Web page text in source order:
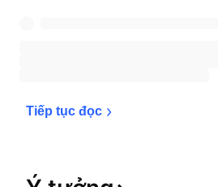
Tiếp tục đọc